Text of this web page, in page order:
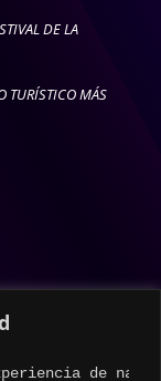
de
DE LA
TURÍSTICO MÁS